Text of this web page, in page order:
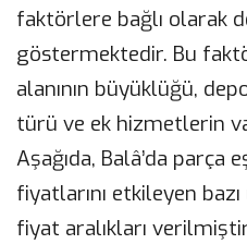
faktörlere bağlı olarak
göstermektedir. Bu
alanının büyüklüğü,
türü ve ek hizmetlerin
Aşağıda, Balâ’da parça
fiyatlarını etkileyen
fiyat aralıkları